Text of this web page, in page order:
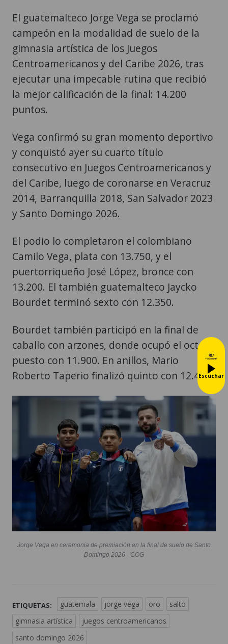
El guatemalteco Jorge Vega se proclamó
campeón en la modalidad de suelo de la
gimnasia artística de los Juegos
Centroamericanos y del Caribe 2026, tras
ejecutar una impecable rutina que recibió
la mejor calificación de la final: 14.200
puntos.
Vega confirmó su gran momento deportivo
y conquistó ayer su cuarto título
consecutivo en Juegos Centroamericanos y
del Caribe, luego de coronarse en Veracruz
2014, Barranquilla 2018, San Salvador 2023
y Santo Domingo 2026.
El podio lo completaron el colombiano
Camilo Vega, plata con 13.750, y el
puertorriqueño José López, bronce con
13.200. El también guatemalteco Jaycko
Bourdet terminó sexto con 12.350.
Bourdet también participó en la final de
caballo con arzones, donde ocupó el octavo
puesto con 11.900. En anillos, Mario
Roberto Taperio finalizó quinto con 12.450.
Jorge Vega en ceremonia de premiación en la final de suelo de Santo
Domingo 2026 - COG
ETIQUETAS: guatemala jorge vega oro
salto
gimnasia artística
juegos centroamericanos
santo domingo 2026
Escuchar